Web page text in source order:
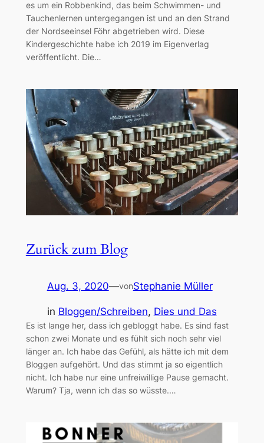
es um ein Robbenkind, das beim Schwimmen- und
Tauchenlernen untergegangen ist und an den Strand
der Nordseeinsel Föhr abgetrieben wird. Diese
Kindergeschichte habe ich 2019 im Eigenverlag
veröffentlicht. Die…
Zurück zum Blog
Aug. 3, 2020—vonStephanie Müller
in Bloggen/Schreiben, Dies und Das
Es ist lange her, dass ich gebloggt habe. Es sind fast
schon zwei Monate und es fühlt sich noch sehr viel
länger an. Ich habe das Gefühl, als hätte ich mit dem
Bloggen aufgehört. Und das stimmt ja so eigentlich
nicht. Ich habe nur eine unfreiwillige Pause gemacht.
Warum? Tja, wenn ich das so wüsste.…